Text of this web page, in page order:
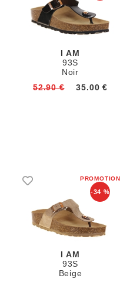
I AM
93S
Noir
52.90 €
35.00 €
-34 %
I AM
93S
Beige